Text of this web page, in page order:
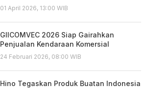
01 April 2026, 13:00 WIB
GIICOMVEC 2026 Siap Gairahkan
Penjualan Kendaraan Komersial
24 Februari 2026, 08:00 WIB
Hino Tegaskan Produk Buatan Indonesia